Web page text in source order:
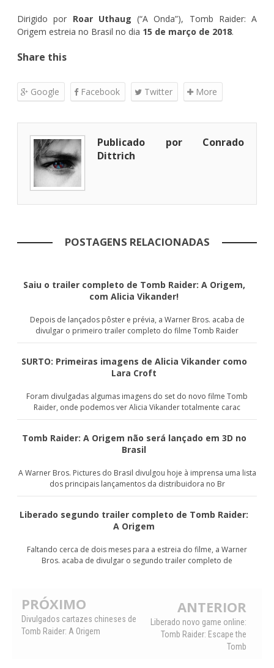
Dirigido por Roar Uthaug (“A Onda”), Tomb Raider: A
Origem estreia no Brasil no dia 15 de março de 2018.
Share this
Google Facebook Twitter More
Publicado por Conrado
Dittrich
POSTAGENS RELACIONADAS
Saiu o trailer completo de Tomb Raider: A Origem,
com Alicia Vikander!
Depois de lançados pôster e prévia, a Warner Bros. acaba de
divulgar o primeiro trailer completo do filme Tomb Raider
SURTO: Primeiras imagens de Alicia Vikander como
Lara Croft
Foram divulgadas algumas imagens do set do novo filme Tomb
Raider, onde podemos ver Alicia Vikander totalmente carac
Tomb Raider: A Origem não será lançado em 3D no
Brasil
A Warner Bros. Pictures do Brasil divulgou hoje à imprensa uma lista
dos principais lançamentos da distribuidora no Br
Liberado segundo trailer completo de Tomb Raider:
A Origem
Faltando cerca de dois meses para a estreia do filme, a Warner
Bros. acaba de divulgar o segundo trailer completo de
PRÓXIMO
Divulgados cartazes chineses de
Tomb Raider: A Origem
ANTERIOR
Liberado novo game online:
Tomb Raider: Escape the
Tomb